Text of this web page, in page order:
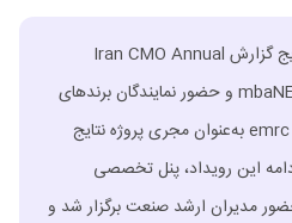
در نشست رونمایی و بررسی نتایج گزارش Iran CMO Annual
Report ۱۴۰۴ که با میزبانی mbaNEWS و حضور نمایندگان برندهای
مشارکت‌کننده برگزار شد، شرکت emrc به‌عنوان مجری پروژه نتایج
این رویداد، پنل تخصصی
مدیران ارشد صنعت برگزار شد و